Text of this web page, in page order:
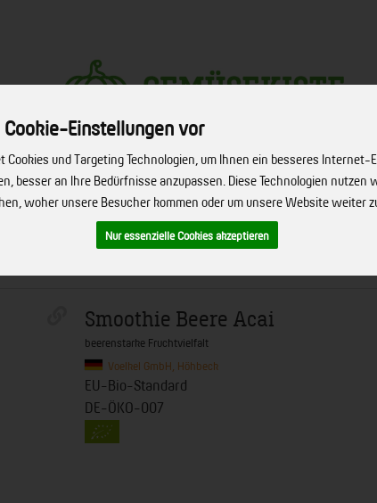
Cookie-Einstellungen vor
Cookies und Targeting Technologien, um Ihnen ein besseres Internet-
besser an Ihre Bedürfnisse anzupassen. Diese Technologien nutzen
woher unsere Besucher kommen oder um unsere Website weiter
Nur essenzielle Cookies akzeptieren
Produkt
Smoothie Beere Acai
beerenstarke Fruchtvielfalt
Voelkel GmbH, Höhbeck
EU-Bio-Standard
DE-ÖKO-007